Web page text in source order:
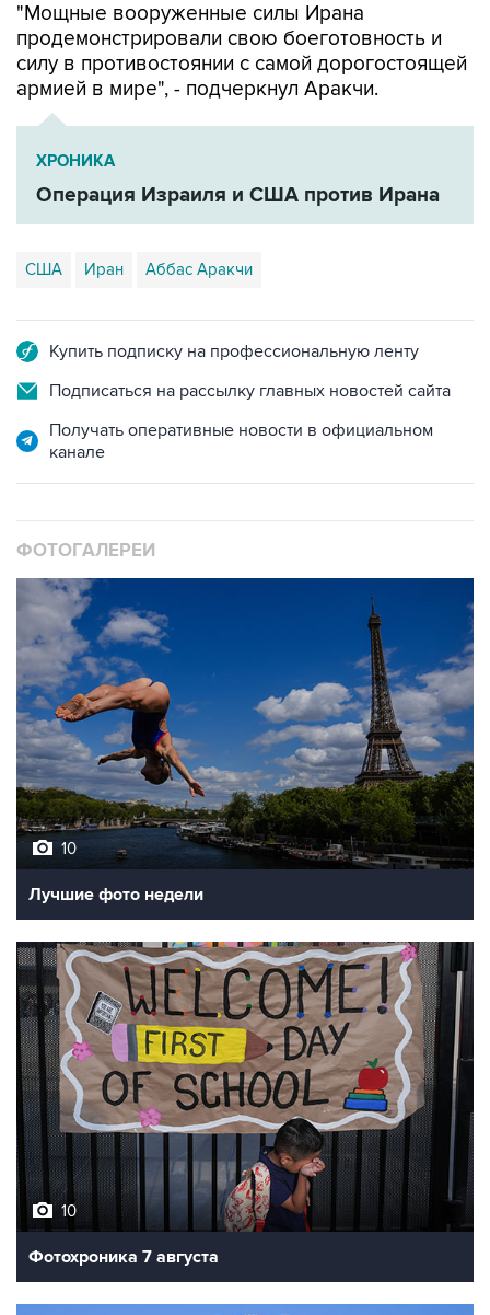
"Мощные вооруженные силы Ирана
продемонстрировали свою боеготовность и
силу в противостоянии с самой дорогостоящей
армией в мире", - подчеркнул Аракчи.
ХРОНИКА
Операция Израиля и США против Ирана
США Иран Аббас Аракчи
Купить подписку на профессиональную ленту
Подписаться на рассылку главных новостей сайта
Получать оперативные новости в официальном
канале
ФОТОГАЛЕРЕИ
10
Лучшие фото недели
10
Фотохроника 7 августа